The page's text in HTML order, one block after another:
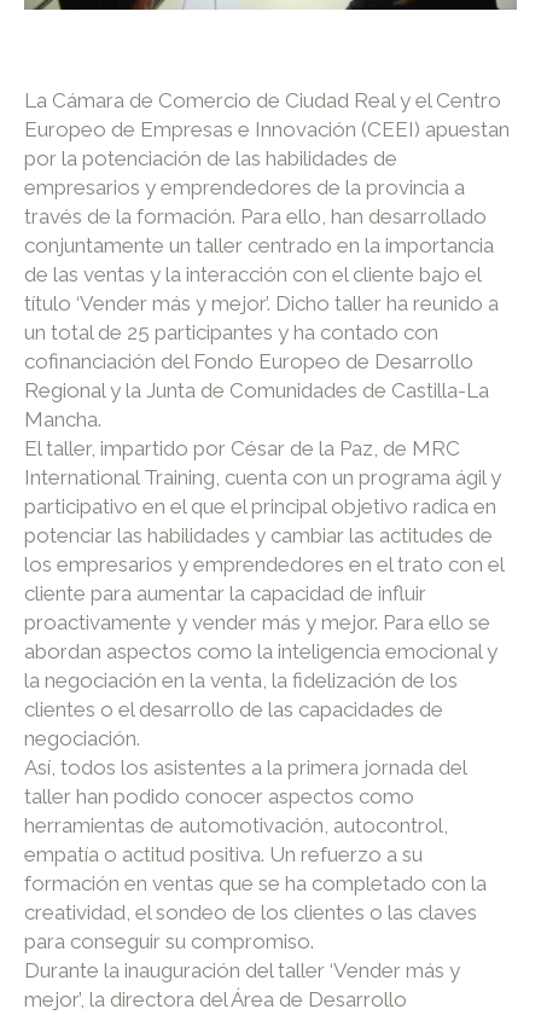
La Cámara de Comercio de Ciudad Real y el Centro
Europeo de Empresas e Innovación (CEEI) apuestan
por la potenciación de las habilidades de
empresarios y emprendedores de la provincia a
través de la formación. Para ello, han desarrollado
conjuntamente un taller centrado en la importancia
de las ventas y la interacción con el cliente bajo el
título ‘Vender más y mejor’. Dicho taller ha reunido a
un total de 25 participantes y ha contado con
cofinanciación del Fondo Europeo de Desarrollo
Regional y la Junta de Comunidades de Castilla-La
Mancha.
El taller, impartido por César de la Paz, de MRC
International Training, cuenta con un programa ágil y
participativo en el que el principal objetivo radica en
potenciar las habilidades y cambiar las actitudes de
los empresarios y emprendedores en el trato con el
cliente para aumentar la capacidad de influir
proactivamente y vender más y mejor. Para ello se
abordan aspectos como la inteligencia emocional y
la negociación en la venta, la fidelización de los
clientes o el desarrollo de las capacidades de
negociación.
Así, todos los asistentes a la primera jornada del
taller han podido conocer aspectos como
herramientas de automotivación, autocontrol,
empatía o actitud positiva. Un refuerzo a su
formación en ventas que se ha completado con la
creatividad, el sondeo de los clientes o las claves
para conseguir su compromiso.
Durante la inauguración del taller ‘Vender más y
mejor’, la directora del Área de Desarrollo